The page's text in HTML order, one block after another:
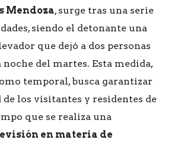
Mendoza, surge tras una serie
siendo el detonante una
que dejó a dos personas
noche del martes. Esta medida,
temporal, busca garantizar
los visitantes y residentes de
que se realiza una
en materia de